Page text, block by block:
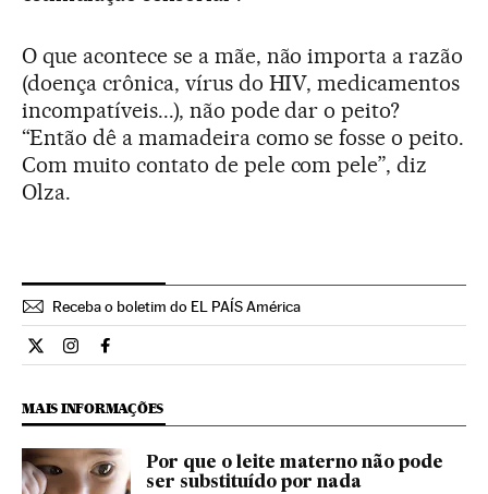
O que acontece se a mãe, não importa a razão
(doença crônica, vírus do HIV, medicamentos
incompatíveis...), não pode dar o peito?
“Então dê a mamadeira como se fosse o peito.
Com muito contato de pele com pele”, diz
Olza.
Receba o boletim do EL PAÍS América
Estilo El País Brasil en Twitter
Estilo El País Brasil en Instagram
Estilo El País Brasil en Facebook
MAIS INFORMAÇÕES
Por que o leite materno não pode
ser substituído por nada